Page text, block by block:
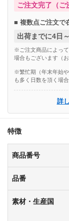
ご注文完了（ご
■ 複数点ご注文で
出荷までに4日
※ご注文商品によっ
場合もございます（
※繁忙期（年末年始
も多く日数を頂く場
詳
特徴
商品番号
品番
素材・生産国